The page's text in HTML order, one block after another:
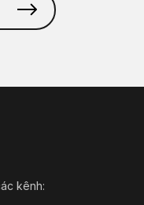
kênh: